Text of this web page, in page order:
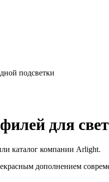
подсветки
для
каталог компании Arlight.
дополнением